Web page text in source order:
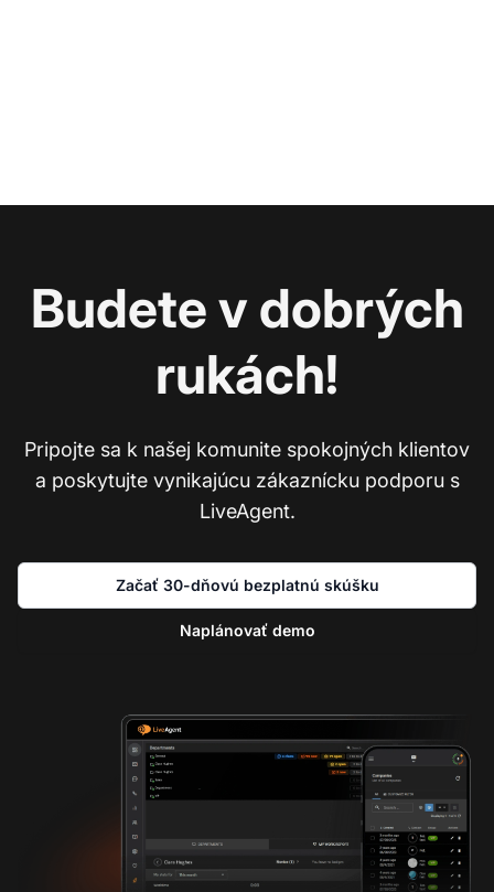
Budete v dobrých
rukách!
Pripojte sa k našej komunite spokojných klientov
a poskytujte vynikajúcu zákaznícku podporu s
LiveAgent.
Začať 30-dňovú bezplatnú skúšku
Naplánovať demo